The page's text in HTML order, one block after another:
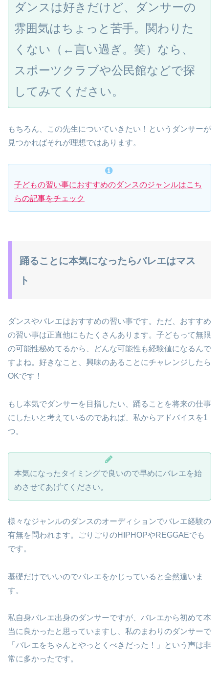
ダンスは好きだけど、ダンサーの
雰囲気はちょっと苦手。関わりた
くない（←言い過ぎ。笑）なら、
スポーツクラブや公民館などで探
してみてください。
もちろん、この先生についていきたい！というダンサーが
見つかればそれが理想ではあります。
子どもの習い事におすすめのダンスのジャンルはこち
らの記事をチェック
踊ることに本気になったらバレエはマス
ト
ダンスやバレエはおすすめの習い事です。ただ、おすすめ
の習い事は正直他にもたくさんあります。子どもって無限
の可能性秘めてるから、どんな可能性も経験値になるんで
すよね。好きなこと、興味のあることにチャレンジしたら
OKです！
もし本気でダンサーを目指したい、踊ることを将来の仕事
にしたいと考えているのであれば、私からアドバイスを1
つ。
本気になったタイミングで良いので早めにバレエを始
めさせてあげてください。
様々なジャンルのダンスのオーディションでバレエ経験の
有無を問われます。ごりごりのHIPHOPやREGGAEでも
です。
基礎だけでいいのでバレエをかじっていると全然違いま
す。
私自身バレエ出身のダンサーですが、バレエから初めて本
当に良かったと思っていますし、私のまわりのダンサーで
「バレエをちゃんとやっとくべきだった！」という声は非
常に多かったです。